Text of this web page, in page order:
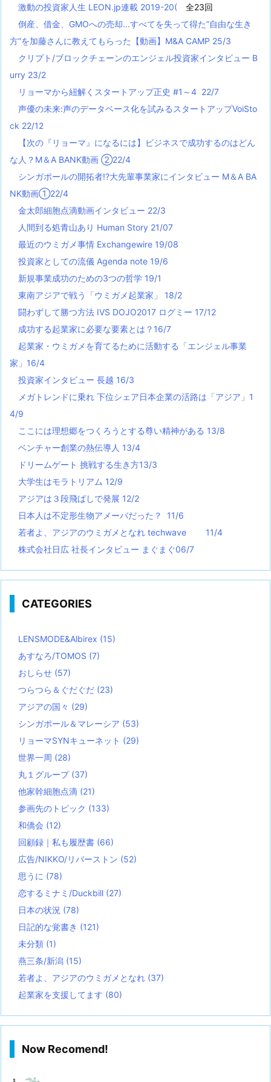
激動の投資家人生 LEON.jp連載 2019-20(
全23回
倒産、借金、GMOへの売却...すべてを失って得た”自由な生き
方”を加藤さんに教えてもらった【動画】M&A CAMP 25/3
クリプト/ブロックチェーンのエンジェル投資家インタビュー B
urry 23/2
リョーマから紐解くスタートアップ正史 #1～4 22/7
声優の未来:声のデータベース化を試みるスタートアップVoiSto
ck 22/12
【次の『リョーマ』になるには】ビジネスで成功するのはどん
な人？M＆A BANK動画 ②22/4
シンガポールの開拓者!?大先輩事業家にインタビュー M＆A BA
NK動画①22/4
金太郎細胞点滴動画インタビュー 22/3
人間到る処青山あり Human Story 21/07
最近のウミガメ事情 Exchangewire 19/08
投資家としての流儀 Agenda note 19/6
新規事業成功のための3つの哲学 19/1
東南アジアで戦う「ウミガメ起業家」 18/2
闘わずして勝つ方法 IVS DOJO2017 ログミー 17/12
成功する起業家に必要な要素とは？16/7
起業家・ウミガメを育てるために活動する「エンジェル事業
家」16/4
投資家インタビュー 長越 16/3
メガトレンドに乗れ 下位シェア日本企業の活路は「アジア」1
4/9
ここには理想郷をつくろうとする尊い精神がある 13/8
ベンチャー創業の熱伝導人 13/4
ドリームゲート 挑戦する生き方13/3
大学生はモラトリアム 12/9
アジアは３段飛ばしで発展 12/2
日本人は不定形生物アメーバだった？ 11/6
若者よ、アジアのウミガメとなれ techwave
11/4
株式会社日広 社長インタビュー まぐまぐ06/7
CATEGORIES
LENSMODE&Albirex (15)
あすなろ/TOMOS (7)
おしらせ (57)
つらつら＆ぐだぐだ (23)
アジアの国々 (29)
シンガポール＆マレーシア (53)
リョーマSYNキューネット (29)
世界一周 (28)
丸１グループ (37)
他家幹細胞点滴 (21)
参画先のトピック (133)
和僑会 (12)
回顧録｜私も履歴書 (66)
広告/NIKKO/リバーストン (52)
思うに (78)
恋するミナミ/Duckbill (27)
日本の状況 (78)
日記的な覚書き (121)
未分類 (1)
燕三条/新潟 (15)
若者よ、アジアのウミガメとなれ (37)
起業家を支援してます (80)
Now Recomend!